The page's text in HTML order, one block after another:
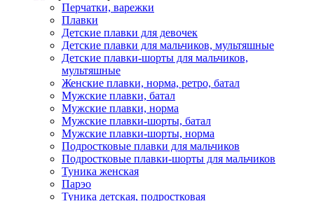
Перчатки, варежки
Плавки
Детские плавки для девочек
Детские плавки для мальчиков, мультяшные
Детские плавки-шорты для мальчиков,
мультяшные
Женские плавки, норма, ретро, батал
Мужские плавки, батал
Мужские плавки, норма
Мужские плавки-шорты, батал
Мужские плавки-шорты, норма
Подростковые плавки для мальчиков
Подростковые плавки-шорты для мальчиков
Туникa женская
Парэо
Туника детская, подростковая